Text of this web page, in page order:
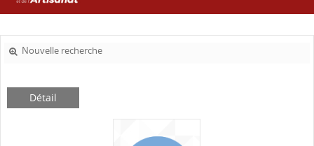
Nouvelle recherche
Détail